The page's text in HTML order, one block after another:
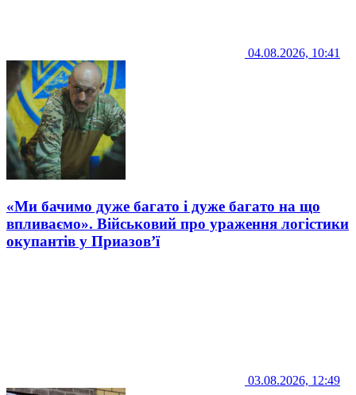
04.08.2026, 10:41
«Ми бачимо дуже багато і дуже багато на що
впливаємо». Військовий про ураження логістики
окупантів у Приазов’ї
03.08.2026, 12:49